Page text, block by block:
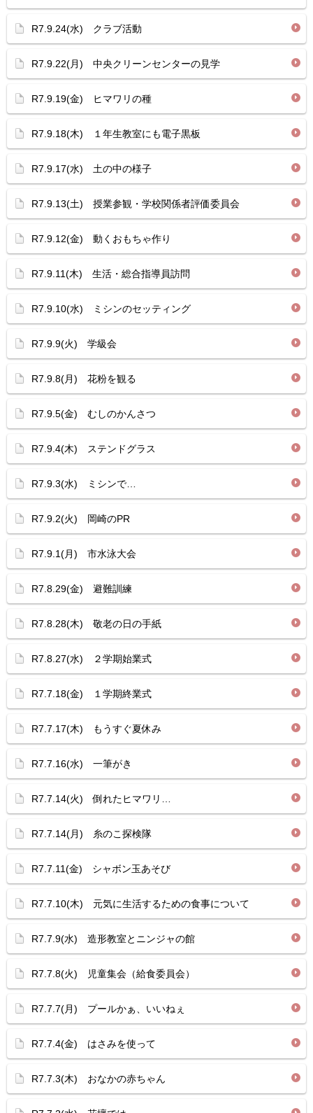
R7.9.24(水) クラブ活動
R7.9.22(月) 中央クリーンセンターの見学
R7.9.19(金) ヒマワリの種
R7.9.18(木) １年生教室にも電子黒板
R7.9.17(水) 土の中の様子
R7.9.13(土) 授業参観・学校関係者評価委員会
R7.9.12(金) 動くおもちゃ作り
R7.9.11(木) 生活・総合指導員訪問
R7.9.10(水) ミシンのセッティング
R7.9.9(火) 学級会
R7.9.8(月) 花粉を観る
R7.9.5(金) むしのかんさつ
R7.9.4(木) ステンドグラス
R7.9.3(水) ミシンで…
R7.9.2(火) 岡崎のPR
R7.9.1(月) 市水泳大会
R7.8.29(金) 避難訓練
R7.8.28(木) 敬老の日の手紙
R7.8.27(水) ２学期始業式
R7.7.18(金) １学期終業式
R7.7.17(木) もうすぐ夏休み
R7.7.16(水) 一筆がき
R7.7.14(火) 倒れたヒマワリ…
R7.7.14(月) 糸のこ探検隊
R7.7.11(金) シャボン玉あそび
R7.7.10(木) 元気に生活するための食事について
R7.7.9(水) 造形教室とニンジャの館
R7.7.8(火) 児童集会（給食委員会）
R7.7.7(月) プールかぁ、いいねぇ
R7.7.4(金) はさみを使って
R7.7.3(木) おなかの赤ちゃん